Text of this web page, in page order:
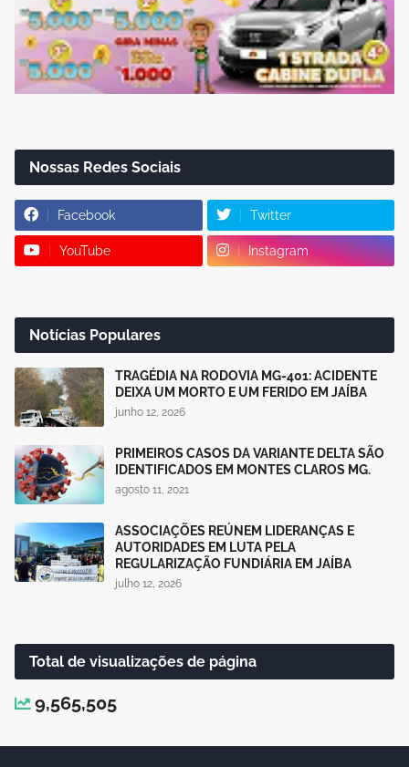
Nossas Redes Sociais
Facebook Twitter
YouTube Instagram
Notícias Populares
TRAGÉDIA NA RODOVIA MG-401: ACIDENTE
DEIXA UM MORTO E UM FERIDO EM JAÍBA
junho 12, 2026
PRIMEIROS CASOS DA VARIANTE DELTA SÃO
IDENTIFICADOS EM MONTES CLAROS MG.
agosto 11, 2021
ASSOCIAÇÕES REÚNEM LIDERANÇAS E
AUTORIDADES EM LUTA PELA
REGULARIZAÇÃO FUNDIÁRIA EM JAÍBA
julho 12, 2026
Total de visualizações de página
9,565,505